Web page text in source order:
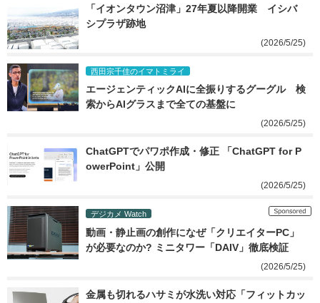
「イオンタウン沼津」27年夏以降開業　イシバ
シプラザ跡地
(2026/5/25)
西田宗千佳のイマトミライ
エージェンティックAIに全振りするグーグル　検
索からAIグラスまで全ての基盤に
(2026/5/25)
ChatGPTでパワポ作成・修正 「ChatGPT for P
owerPoint」公開
(2026/5/25)
デジカメ Watch
動画・静止画の創作になぜ「クリエイターPC」
が必要なのか? ミニタワー「DAIV」徹底検証
(2026/5/25)
金属も切れるハサミが水洗い対応「フィットカッ